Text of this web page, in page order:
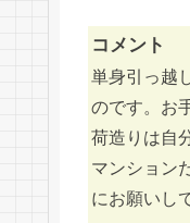
コメント
単身引っ越
のです。お
荷造りは自
マンション
にお願いし